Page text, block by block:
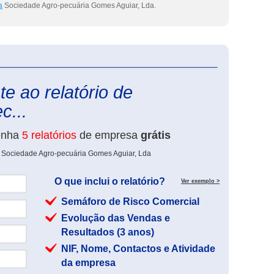
Sociedade Agro-pecuária Gomes Aguiar, Lda.
ao relatório de
5 relatórios de empresa grátis
Agro-pecuária Gomes Aguiar, Lda
O que inclui o relatório? Ver exemplo >
Semáforo de Risco Comercial
Evolução das Vendas e
Resultados (3 anos)
NIF, Nome, Contactos e Atividade
da empresa